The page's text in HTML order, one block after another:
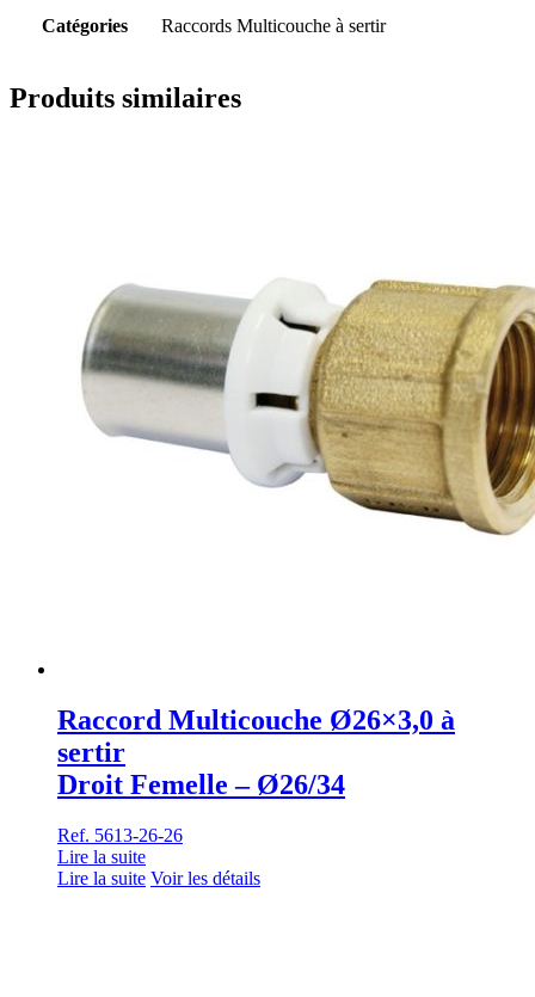
Catégories Raccords Multicouche à sertir
Produits similaires
Raccord Multicouche Ø26×3,0 à
sertir
Droit Femelle – Ø26/34
Ref. 5613-26-26
Lire la suite
Lire la suite Voir les détails